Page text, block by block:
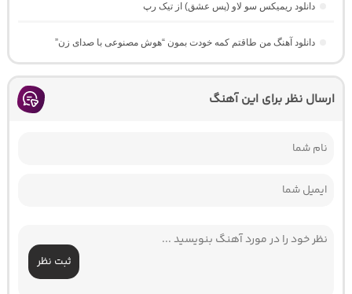
دانلود ریمیکس سو لاو (پس عشق) از تیک رپ
دانلود آهنگ من طاقتم کمه خودت بمون “هوش مصنوعی با صدای زن”
ارسال نظر برای این آهنگ
ثبت نظر